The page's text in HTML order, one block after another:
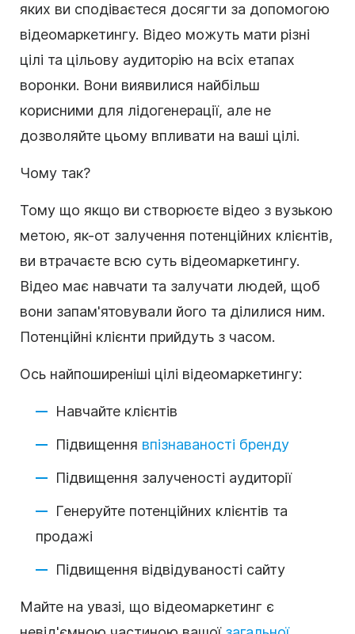
яких ви сподіваєтеся досягти за допомогою
відеомаркетингу. Відео можуть мати різні
цілі та цільову аудиторію на всіх етапах
воронки. Вони виявилися найбільш
корисними для лідогенерації, але не
дозволяйте цьому впливати на ваші цілі.
Чому так?
Тому що якщо ви створюєте відео з вузькою
метою, як-от залучення потенційних клієнтів,
ви втрачаєте всю суть відеомаркетингу.
Відео має навчати та залучати людей, щоб
вони запам'ятовували його та ділилися ним.
Потенційні клієнти прийдуть з часом.
Ось найпоширеніші цілі відеомаркетингу:
Навчайте клієнтів
Підвищення впізнаваності бренду
Підвищення залученості аудиторії
Генеруйте потенційних клієнтів та
продажі
Підвищення відвідуваності сайту
Майте на увазі, що відеомаркетинг є